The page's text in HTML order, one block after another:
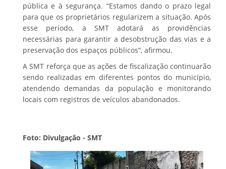
pública e à segurança. “Estamos dando o prazo legal
para que os proprietários regularizem a situação. Após
esse período, a SMT adotará as providências
necessárias para garantir a desobstrução das vias e a
preservação dos espaços públicos”, afirmou.
A SMT reforça que as ações de fiscalização continuarão
sendo realizadas em diferentes pontos do município,
atendendo demandas da população e monitorando
locais com registros de veículos abandonados.
Foto: Divulgação - SMT